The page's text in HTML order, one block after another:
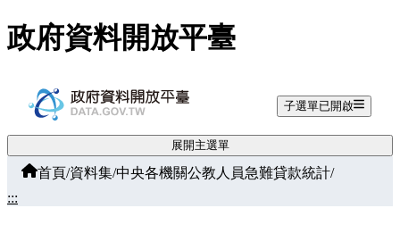
跳至主要內容
政府資料開放平臺
子選單已開啟
展開主選單
首頁/資料集/中央各機關公教人員急難貸款統計/
:::